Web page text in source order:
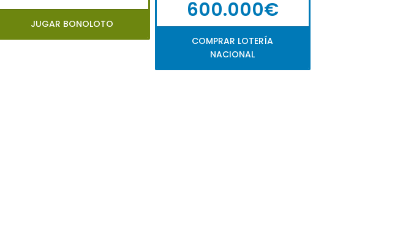
JUGAR BONOLOTO
600.000€
COMPRAR LOTERÍA
NACIONAL